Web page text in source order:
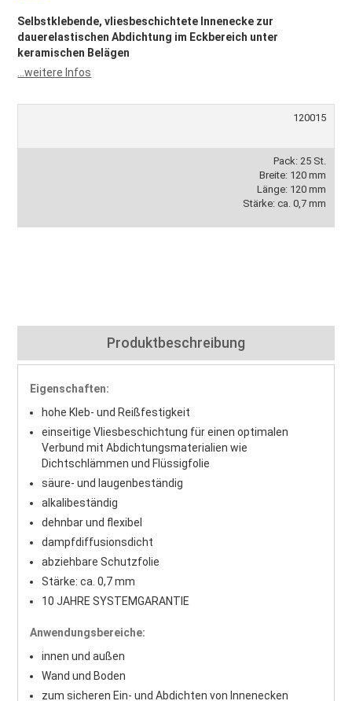
Selbstklebende, vliesbeschichtete Innenecke zur
dauerelastischen Abdichtung im Eckbereich unter
keramischen Belägen
...weitere Infos
120015
Pack: 25 St.
Breite: 120 mm
Länge: 120 mm
Stärke: ca. 0,7 mm
Produktbeschreibung
Eigenschaften:
hohe Kleb- und Reißfestigkeit
einseitige Vliesbeschichtung für einen optimalen
Verbund mit Abdichtungsmaterialien wie
Dichtschlämmen und Flüssigfolie
säure- und laugenbeständig
alkalibeständig
dehnbar und flexibel
dampfdiffusionsdicht
abziehbare Schutzfolie
Stärke: ca. 0,7 mm
10 JAHRE SYSTEMGARANTIE
Anwendungsbereiche:
innen und außen
Wand und Boden
zum sicheren Ein- und Abdichten von Innenecken